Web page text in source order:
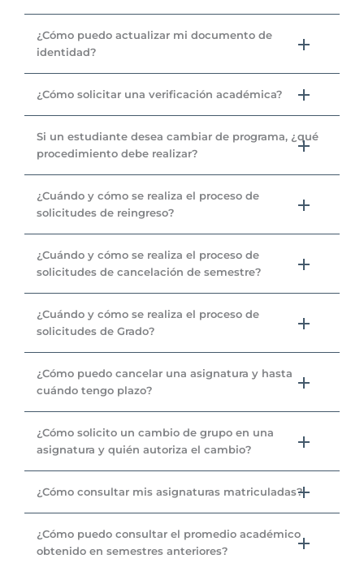
¿Cómo puedo actualizar mi documento de
identidad?
¿Cómo solicitar una verificación académica?
Si un estudiante desea cambiar de programa, ¿qué
procedimiento debe realizar?
¿Cuándo y cómo se realiza el proceso de
solicitudes de reingreso?
¿Cuándo y cómo se realiza el proceso de
solicitudes de cancelación de semestre?
¿Cuándo y cómo se realiza el proceso de
solicitudes de Grado?
¿Cómo puedo cancelar una asignatura y hasta
cuándo tengo plazo?
¿Cómo solicito un cambio de grupo en una
asignatura y quién autoriza el cambio?
¿Cómo consultar mis asignaturas matriculadas?
¿Cómo puedo consultar el promedio académico
obtenido en semestres anteriores?